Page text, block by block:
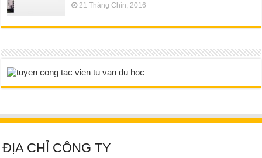
21 Tháng Chín, 2016
ĐỊA CHỈ CÔNG TY